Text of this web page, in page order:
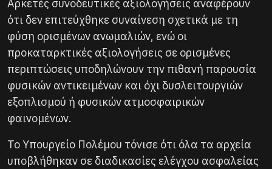
Αρκετές συνοδευτικές αξιολογήσεις αναφέρουν
ότι δεν επιτεύχθηκε συναίνεση σχετικά με τη
φύση ορισμένων ανωμαλιών, ενώ οι
προκαταρκτικές αξιολογήσεις σε ορισμένες
περιπτώσεις υποδηλώνουν την πιθανή παρουσία
φυσικών αντικειμένων και όχι δυσλειτουργιών
εξοπλισμού ή φυσικών ατμοσφαιρικών
φαινομένων.
Το Υπουργείο Πολέμου τόνισε ότι όλα τα αρχεία
υποβλήθηκαν σε διαδικασίες ελέγχου ασφαλείας